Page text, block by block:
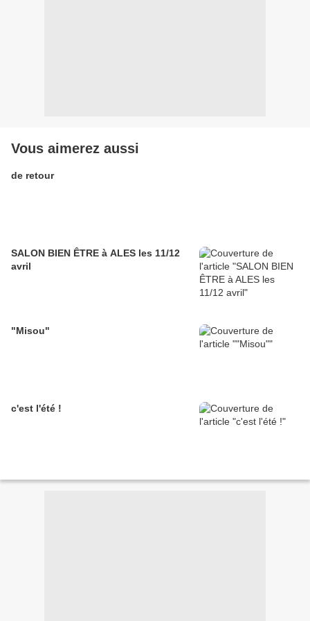
Vous aimerez aussi
de retour
SALON BIEN ÊTRE à ALES les 11/12
avril
"Misou"
c'est l'été !